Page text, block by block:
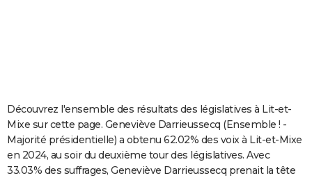
Carte de Noël
Carte Bonne année
Carte Saint-Valentin
Carte Pâques
Carte d'anniversaire
DICTIONNAIRE
Dictionnaire
Biographies
Citations
Expressions
Proverbes
PROGRAMME TV
Découvrez l'ensemble des résultats des législatives à Lit-et-
Mixe sur cette page. Geneviève Darrieussecq (Ensemble ! -
Majorité présidentielle) a obtenu 62.02% des voix à Lit-et-Mixe
en 2024, au soir du deuxième tour des législatives. Avec
33.03% des suffrages, Geneviève Darrieussecq prenait la tête